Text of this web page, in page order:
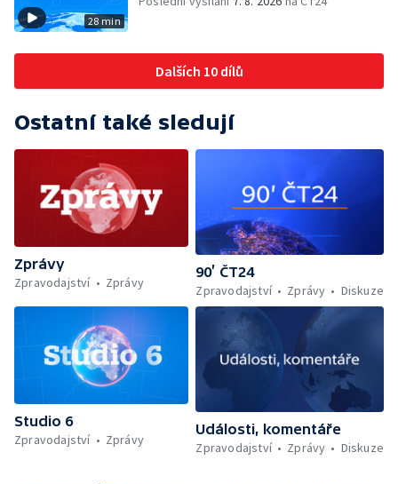
28 min
Dalších 10 dílů
Ostatní také sledují
Zprávy
Zpravodajství
Zprávy
90’ ČT24
Zpravodajství
Zprávy Diskuze
Studio 6
Zpravodajství
Zprávy
Události, komentáře
Zpravodajství
Zprávy Diskuze